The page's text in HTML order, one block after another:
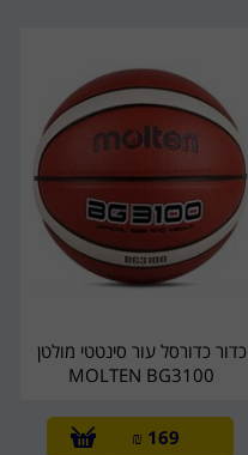
כדור כדורסל עור סינטטי מולטן
MOLTEN BG3100
169
₪